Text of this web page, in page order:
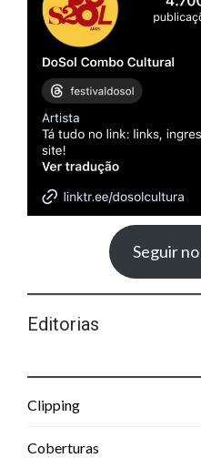
Seguir
Editorias
Clipping
Coberturas